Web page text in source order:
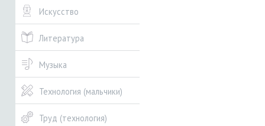
Искусство
Литература
Музыка
Технология (мальчики)
Труд (технология)